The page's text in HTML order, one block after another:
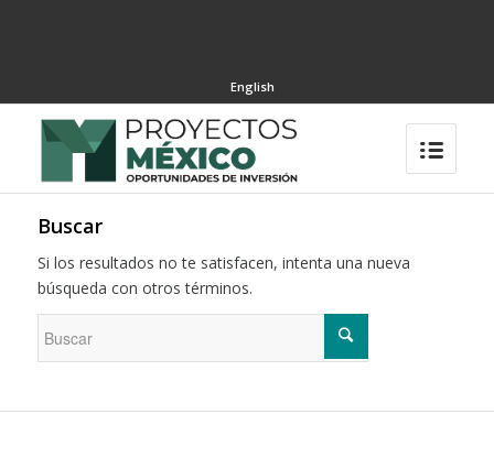
English
Buscar
Si los resultados no te satisfacen, intenta una nueva
búsqueda con otros términos.